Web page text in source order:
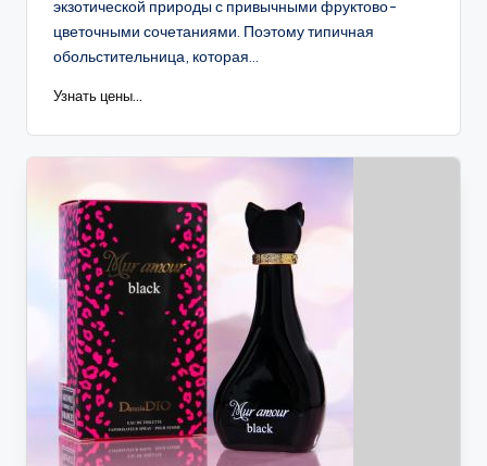
экзотической природы с привычными фруктово-
цветочными сочетаниями. Поэтому типичная
обольстительница, которая...
Узнать цены...